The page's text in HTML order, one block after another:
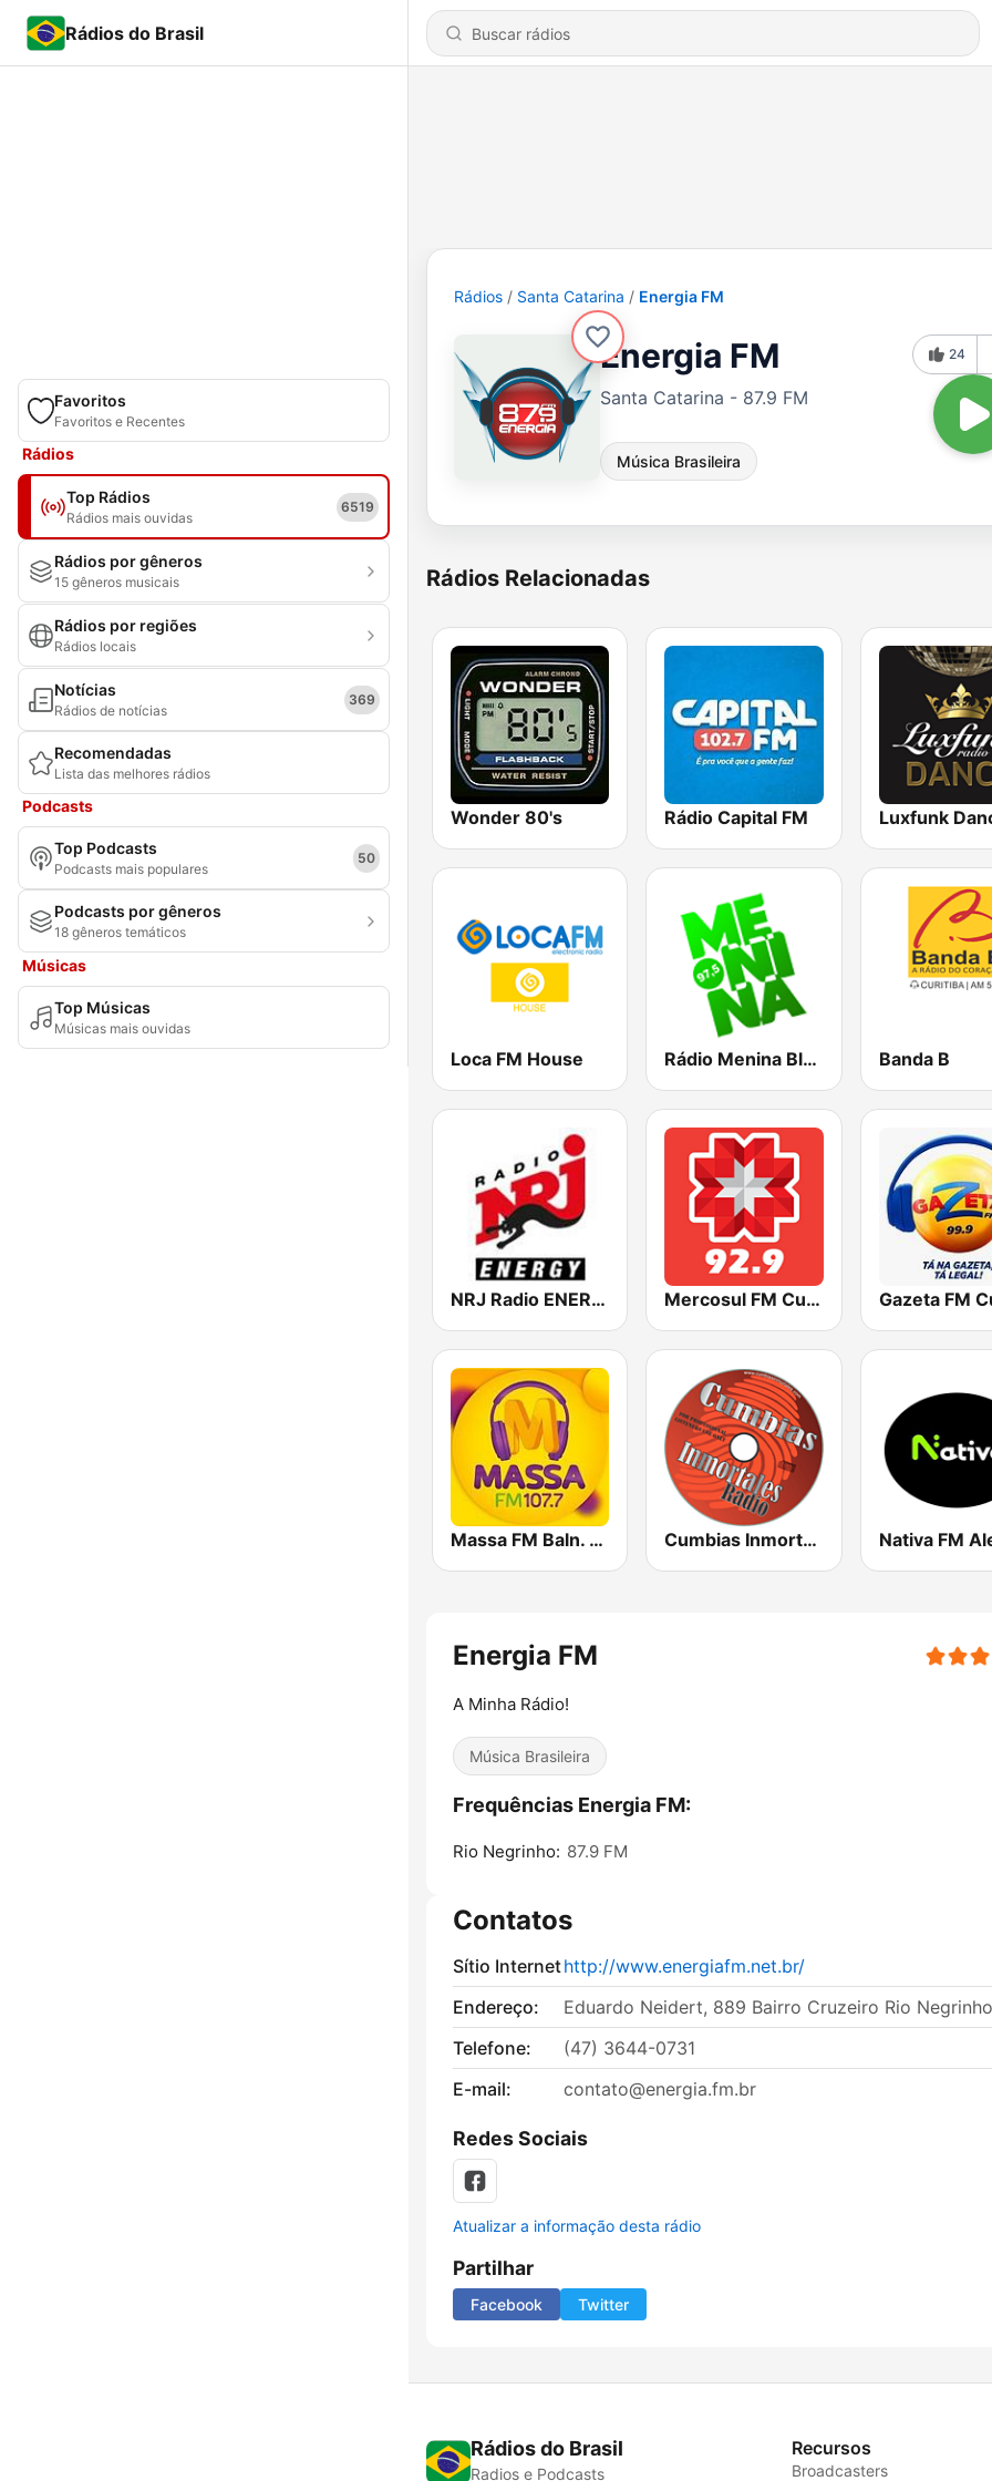
Rádios do Brasil
Favoritos
Favoritos e Recentes
Rádios
Top Rádios
Rádios mais ouvidas
6519
Rádios por gêneros
15 gêneros musicais
Rádios por regiões
Rádios locais
Notícias
Rádios de notícias
369
Recomendadas
Lista das melhores rádios
Podcasts
Top Podcasts
Podcasts mais populares
50
Podcasts por gêneros
18 gêneros temáticos
Músicas
Top Músicas
Músicas mais ouvidas
Rádios Santa Catarina Energia FM
Energia FM
Santa Catarina - 87.9 FM
Música Brasileira
24
Rádios Relacionadas
Wonder 80's Rádio Capital FM Luxfunk
Loca FM House Rádio Menina Blumenau Banda B
NRJ Radio ENERGY Mercosul FM Curitiba Gazeta FM
Massa FM Baln. Camboriú, Brusque e Itajaí Cumbias Inmortales Radio
Energia FM
A Minha Rádio!
Música Brasileira
Frequências Energia FM:
Rio Negrinho: 87.9 FM
Contatos
Sítio Internethttp://www.energiafm.net.br/
Endereço:
Eduardo Neidert, 889 Bairro Cruzeiro Rio
Telefone:
(47) 3644-0731
E-mail:
contato@energia.fm.br
Redes Sociais
Atualizar a informação desta rádio
Partilhar
Facebook Twitter
Rádios do Brasil
Radios e Podcasts
Recursos
Broadcasters